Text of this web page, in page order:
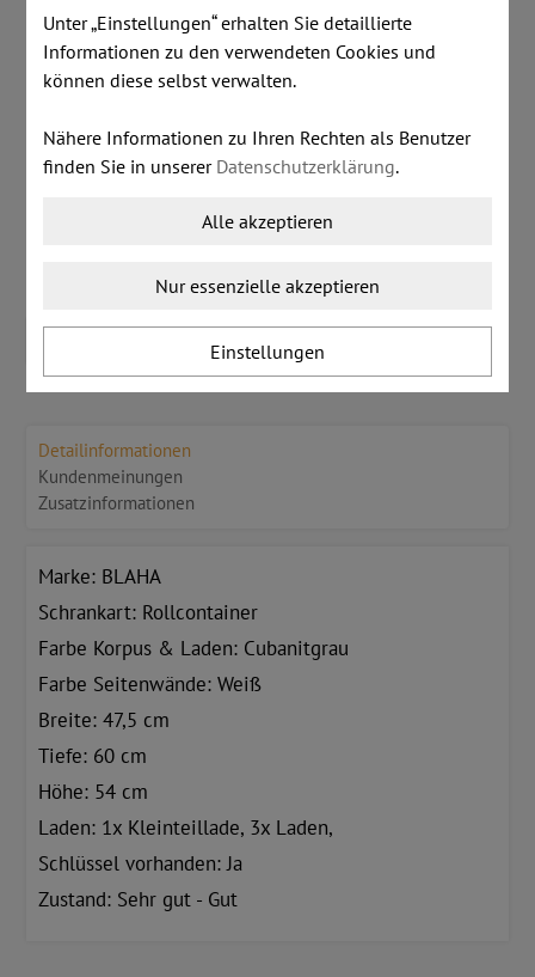
inkl. MwSt.zzgl. Versandkosten
€ 100,00
IN DEN WARENKORB LEGEN
Detailinformationen
Kundenmeinungen
Zusatzinformationen
Marke: BLAHA
Schrankart: Rollcontainer
Farbe Korpus & Laden: Cubanitgrau
Farbe Seitenwände: Weiß
Breite: 47,5 cm
Tiefe: 60 cm
Höhe: 54 cm
Laden: 1x Kleinteillade, 3x Laden,
Schlüssel vorhanden: Ja
Zustand: Sehr gut - Gut
Unter „Einstellungen“ erhalten Sie detaillierte
Informationen zu den verwendeten Cookies und
können diese selbst verwalten.
Nähere Informationen zu Ihren Rechten als Benutzer
finden Sie in unserer Datenschutzerklärung.
Alle akzeptieren
Nur essenzielle akzeptieren
Einstellungen